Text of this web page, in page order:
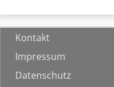
Kontakt
Impressum
Datenschutz